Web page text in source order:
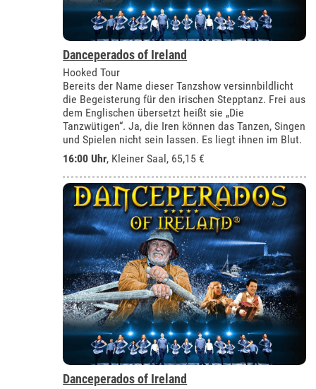
Danceperados of Ireland
Hooked Tour
Bereits der Name dieser Tanzshow versinnbildlicht
die Begeisterung für den irischen Stepptanz. Frei aus
dem Englischen übersetzt heißt sie „Die
Tanzwütigen“. Ja, die Iren können das Tanzen, Singen
und Spielen nicht sein lassen. Es liegt ihnen im Blut.
16:00 Uhr, Kleiner Saal , 65,15 €
Danceperados of Ireland